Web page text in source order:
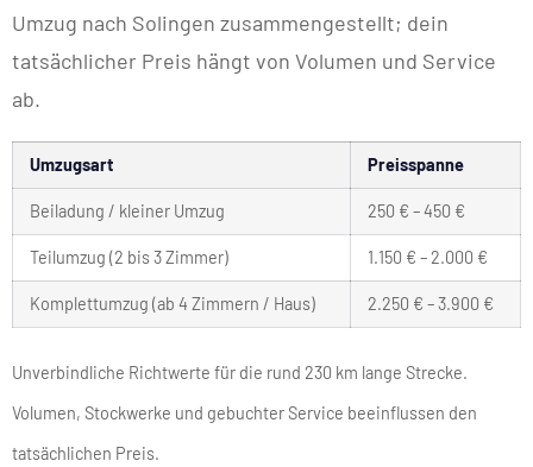
Umzug nach Solingen zusammengestellt; dein
tatsächlicher Preis hängt von Volumen und Service
ab.
Umzugsart Preisspanne
Beiladung / kleiner Umzug 250 € – 450 €
Teilumzug (2 bis 3 Zimmer) 1.150 € – 2.000 €
Komplettumzug (ab 4 Zimmern / Haus) 2.250 € – 3.900 €
Unverbindliche Richtwerte für die rund 230 km lange Strecke.
Volumen, Stockwerke und gebuchter Service beeinflussen den
tatsächlichen Preis.